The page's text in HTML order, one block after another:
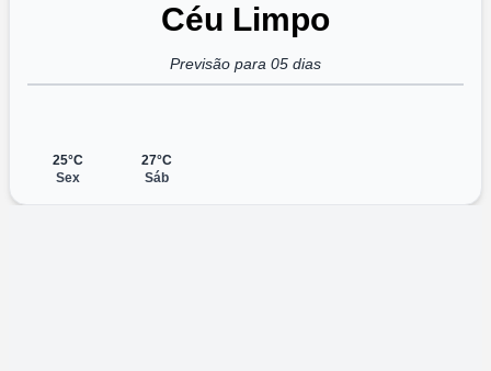
Céu Limpo
Previsão para 05 dias
25°C
Sex
27°C
Sáb